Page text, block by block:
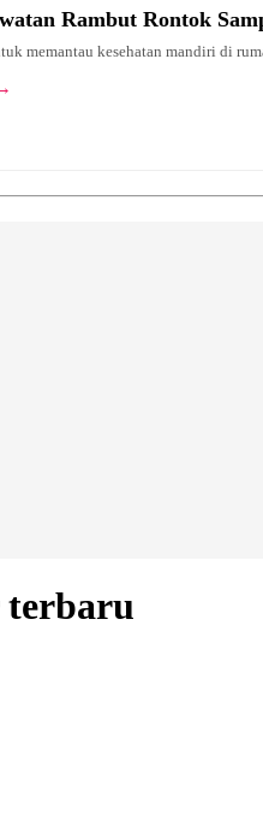
Rambut Rontok
memantau kesehatan mandiri di
terbaru